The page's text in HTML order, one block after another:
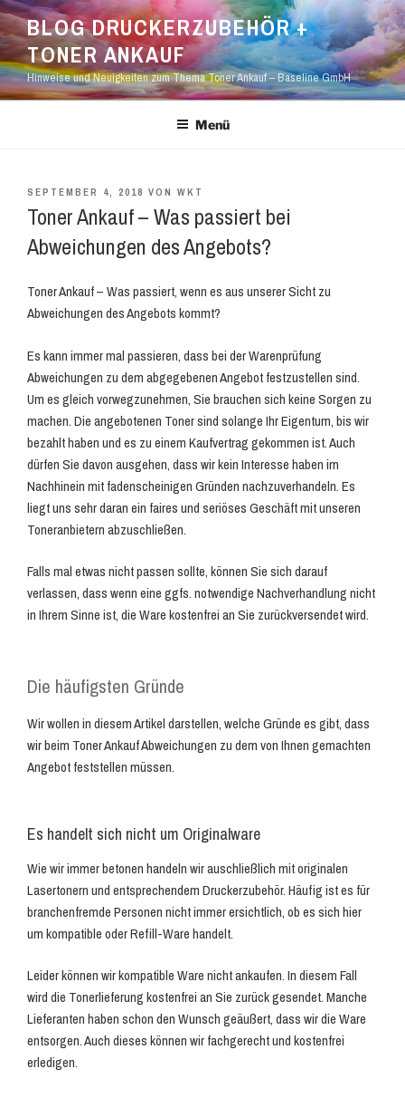
Zum
Inhalt
springen
BLOG DRUCKERZUBEHÖR +
TONER ANKAUF
Hinweise und Neuigkeiten zum Thema Toner Ankauf – Baseline GmbH
Menü
VERÖFFENTLICHT
AM
SEPTEMBER 4, 2018 VON WKT
Toner Ankauf – Was passiert bei
Abweichungen des Angebots?
Toner Ankauf – Was passiert, wenn es aus unserer Sicht zu
Abweichungen des Angebots kommt?
Es kann immer mal passieren, dass bei der Warenprüfung
Abweichungen zu dem abgegebenen Angebot festzustellen sind.
Um es gleich vorwegzunehmen, Sie brauchen sich keine Sorgen zu
machen. Die angebotenen Toner sind solange Ihr Eigentum, bis wir
bezahlt haben und es zu einem Kaufvertrag gekommen ist. Auch
dürfen Sie davon ausgehen, dass wir kein Interesse haben im
Nachhinein mit fadenscheinigen Gründen nachzuverhandeln. Es
liegt uns sehr daran ein faires und seriöses Geschäft mit unseren
Toneranbietern abzuschließen.
Falls mal etwas nicht passen sollte, können Sie sich darauf
verlassen, dass wenn eine ggfs. notwendige Nachverhandlung nicht
in Ihrem Sinne ist, die Ware kostenfrei an Sie zurückversendet wird.
Die häufigsten Gründe
Wir wollen in diesem Artikel darstellen, welche Gründe es gibt, dass
wir beim Toner Ankauf Abweichungen zu dem von Ihnen gemachten
Angebot feststellen müssen.
Es handelt sich nicht um Originalware
Wie wir immer betonen handeln wir auschließlich mit originalen
Lasertonern und entsprechendem Druckerzubehör. Häufig ist es für
branchenfremde Personen nicht immer ersichtlich, ob es sich hier
um kompatible oder Refill-Ware handelt.
Leider können wir kompatible Ware nicht ankaufen. In diesem Fall
wird die Tonerlieferung kostenfrei an Sie zurück gesendet. Manche
Lieferanten haben schon den Wunsch geäußert, dass wir die Ware
entsorgen. Auch dieses können wir fachgerecht und kostenfrei
erledigen.